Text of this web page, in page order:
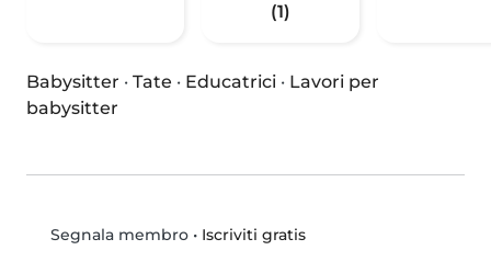
(1)
Babysitter · Tate · Educatrici · Lavori per
babysitter
Segnala membro• Iscriviti gratis